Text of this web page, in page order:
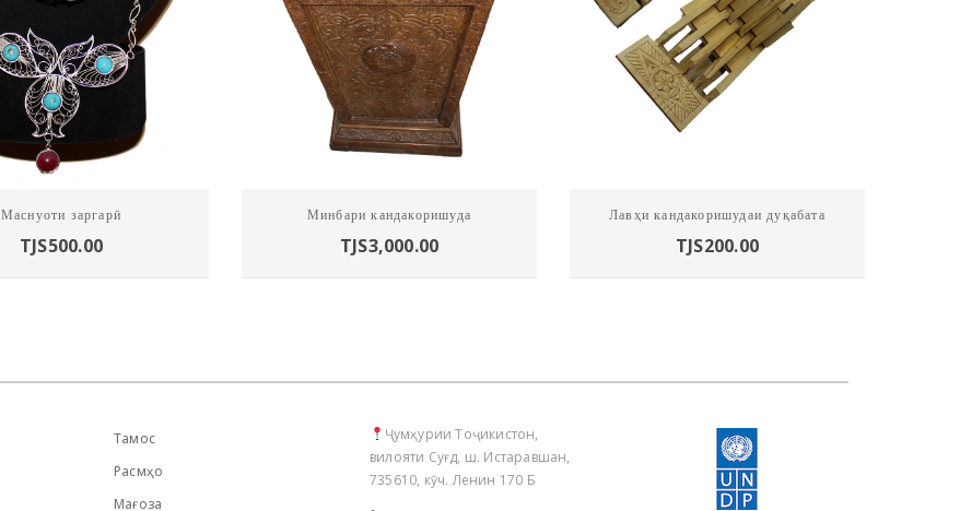
Маснуоти заргарӣ
TJS500.00
Харидан
Минбари кандакоришуда
TJS3,000.00
Харидан
Лавҳи кандакоришудаи дуқабата
TJS200.00
Тамос
Расмҳо
Мағоза
Ҷумҳурии Тоҷикистон,
вилояти Суғд, ш. Истаравшан,
735610, кӯч. Ленин 170 Б